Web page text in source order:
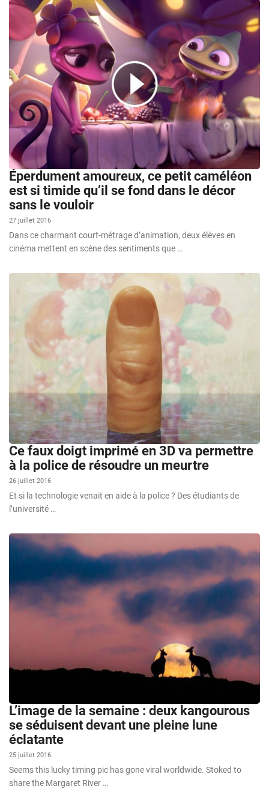
Éperdument amoureux, ce petit caméléon
est si timide qu’il se fond dans le décor
sans le vouloir
27 juillet 2016
Dans ce charmant court-métrage d’animation, deux élèves en
cinéma mettent en scène des sentiments que …
Ce faux doigt imprimé en 3D va permettre
à la police de résoudre un meurtre
26 juillet 2016
Et si la technologie venait en aide à la police ? Des étudiants de
l’université …
L’image de la semaine : deux kangourous
se séduisent devant une pleine lune
éclatante
25 juillet 2016
Seems this lucky timing pic has gone viral worldwide. Stoked to
share the Margaret River …